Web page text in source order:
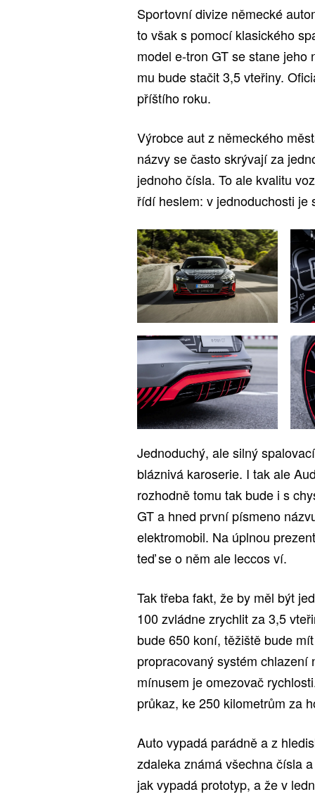
Sportovní divize německé
to však s pomocí klasického
model e-tron GT se stane
mu bude stačit 3,5 vteřiny.
příštího roku.
Výrobce aut z německého
názvy se často skrývají za
jednoho čísla. To ale kvalitu
řídí heslem: v jednoduchosti je
Jednoduchý, ale silný
bláznivá karoserie. I tak ale
rozhodně tomu tak bude i s
GT a hned první písmeno
elektromobil. Na úplnou
teď se o něm ale leccos ví.
Tak třeba fakt, že by měl být
100 zvládne zrychlit za 3,5
bude 650 koní, těžiště bude
propracovaný systém
mínusem je omezovač
průkaz, ke 250 kilometrům za
Auto vypadá parádně a z
zdaleka známá všechna čísla
jak vypadá prototyp, a že v